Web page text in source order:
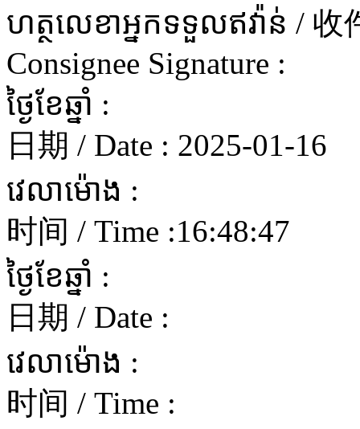
ហត្ថលេខាអ្នកទទួលឥវ៉ាន់ /
Consignee Signature :
ថ្ងៃខែឆ្នាំ :
日期 / Date : 2025-01-16
វេលាម៉ោង :
时间 / Time :16:48:47
ថ្ងៃខែឆ្នាំ :
日期 / Date :
វេលាម៉ោង :
时间 / Time :